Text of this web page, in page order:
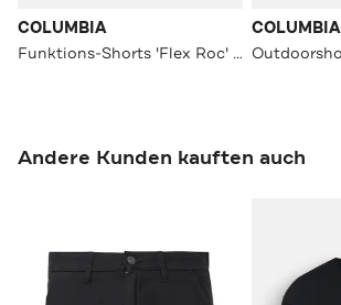
COLUMBIA
Funktions-Shorts 'Flex Roc' schwarz
COLUMBIA
Andere Kunden kauften auch